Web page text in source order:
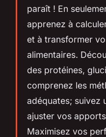
paraît ! En
apprenez à
et à transformer
alimentaires.
des protéines,
comprenez les
adéquates; suivez
ajuster vos
Maximisez vos